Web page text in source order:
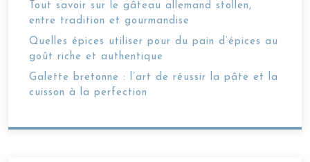
Tout savoir sur le gâteau allemand stollen,
entre tradition et gourmandise
Quelles épices utiliser pour du pain d’épices au
goût riche et authentique
Galette bretonne : l’art de réussir la pâte et la
cuisson à la perfection